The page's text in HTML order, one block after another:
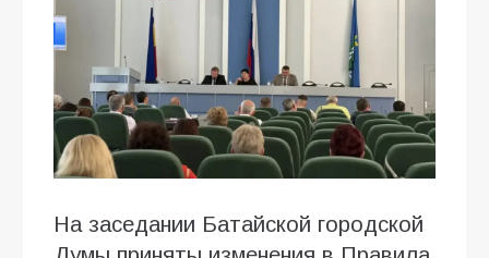
На заседании Батайской городской